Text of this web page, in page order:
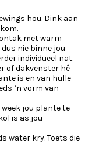
hou. Dink aan
met warm
nie binne jou
individueel nat.
of dakvenster hê
is en van hulle
’n vorm van
week jou plante te
is as jou
water kry. Toets die